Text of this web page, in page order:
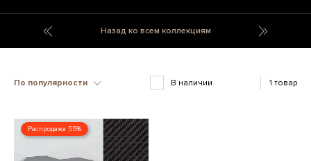
Modal WaffleНазад ко всем коллекциям
По популярности В наличии 1 товар
Распродажа 55%